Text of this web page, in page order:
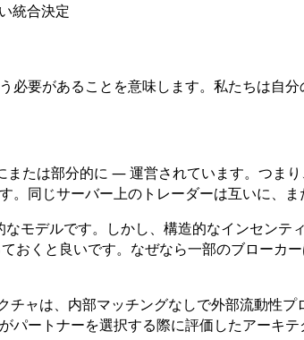
統合決定
要があることを意味します。私たちは自
たは部分的に — 運営されています。つま
同じサーバー上のトレーダーは互いに、
モデルです。しかし、構造的なインセンテ
おくと良いです。なぜなら一部のブローカ
は、内部マッチングなしで外部流動性プ
ートナーを選択する際に評価したアーキテ